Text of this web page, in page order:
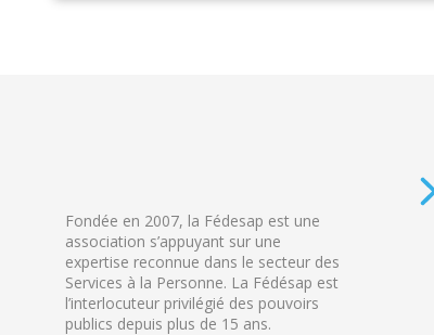
Fondée en 2007, la Fédesap est une
association s’appuyant sur une
expertise reconnue dans le secteur des
Services à la Personne. La Fédésap est
l’interlocuteur privilégié des pouvoirs
publics depuis plus de 15 ans.